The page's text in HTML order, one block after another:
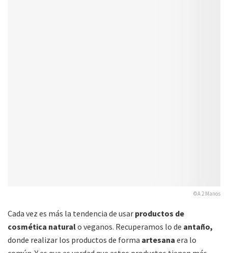
©A 2 Manos
Cada vez es más la tendencia de usar productos de
cosmética naturalo veganos. Recuperamos lo de antaño,
donde realizar los productos de forma artesana era lo